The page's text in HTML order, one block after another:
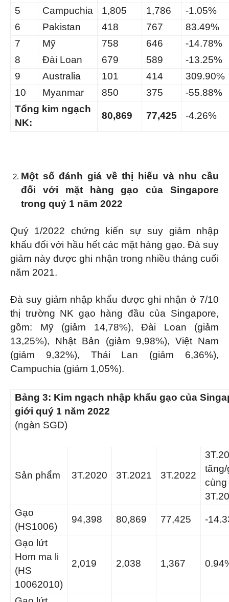
5
Campuchia 1,805 1,786
-1.05%
6
Pakistan 418 767
83.49%
7
Mỹ 758 646
-14.78%
8
Đài Loan 679 589
-13.25%
9
Australia 101 414
309.90%
10
Myanmar 850 375
-55.88%
Tổng kim ngạch
NK:
80,869 77,425 -4.26%
Một số đánh giá về thị hiếu và nhu cầu
đối với mặt hàng gạo của Singapore
trong quý 1 năm 2022
Quý 1/2022 chứng kiến sự suy giảm nhập
khẩu đối với hầu hết các mặt hàng gạo. Đà suy
giảm này được ghi nhận trong nhiều tháng cuối
năm 2021.
Đà suy giảm nhập khẩu được ghi nhận ở 7/10
thị trường NK gạo hàng đầu của Singapore,
gồm: Mỹ (giảm 14,78%), Đài Loan (giảm
13,25%), Nhật Bản (giảm 9,98%), Việt Nam
(giảm 9,32%), Thái Lan (giảm 6,36%),
Campuchia (giảm 1,05%).
Bảng 3: Kim ngạch nhập khẩu gạo của
giới quý 1 năm 2022
(ngàn SGD)
Sản phẩm 3T.2020 3T.2021 3T.2022
cùng
Gạo
(HS1006)
94,398 80,869 77,425 -
Gạo lứt
Hom ma li
(HS
10062010)
2,019 2,038 1,367